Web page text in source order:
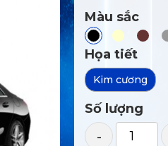
Màu sắc
Họa tiết
Kim cương
Số lượng
-